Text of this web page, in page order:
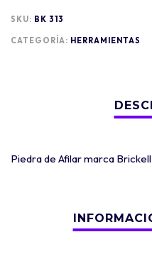
SKU: BK 313
CATEGORÍA: HERRAMIENTAS
Piedra de Afilar marca Brickell